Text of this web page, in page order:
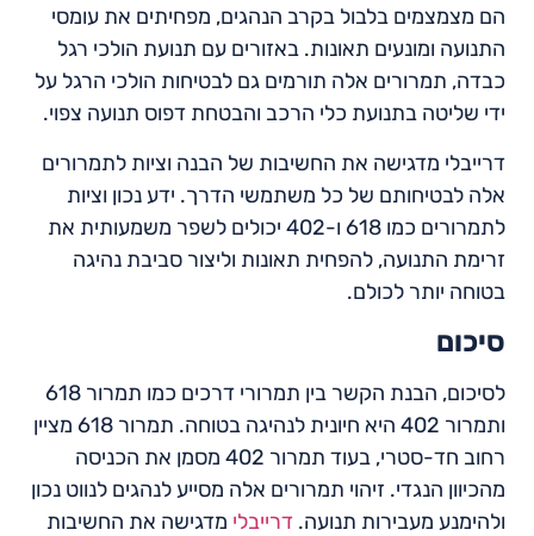
הם מצמצמים בלבול בקרב הנהגים, מפחיתים את עומסי
התנועה ומונעים תאונות. באזורים עם תנועת הולכי רגל
כבדה, תמרורים אלה תורמים גם לבטיחות הולכי הרגל על
ידי שליטה בתנועת כלי הרכב והבטחת דפוס תנועה צפוי.
דרייבלי מדגישה את החשיבות של הבנה וציות לתמרורים
אלה לבטיחותם של כל משתמשי הדרך. ידע נכון וציות
לתמרורים כמו 618 ו-402 יכולים לשפר משמעותית את
זרימת התנועה, להפחית תאונות וליצור סביבת נהיגה
בטוחה יותר לכולם.
סיכום
לסיכום, הבנת הקשר בין תמרורי דרכים כמו תמרור 618
ותמרור 402 היא חיונית לנהיגה בטוחה. תמרור 618 מציין
רחוב חד-סטרי, בעוד תמרור 402 מסמן את הכניסה
מהכיוון הנגדי. זיהוי תמרורים אלה מסייע לנהגים לנווט נכון
ולהימנע מעבירות תנועה. דרייבלי מדגישה את החשיבות